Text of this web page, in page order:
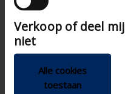
die ze hebben
van hun services.
Verkoop of deel
niet
Alle cookies
toestaan